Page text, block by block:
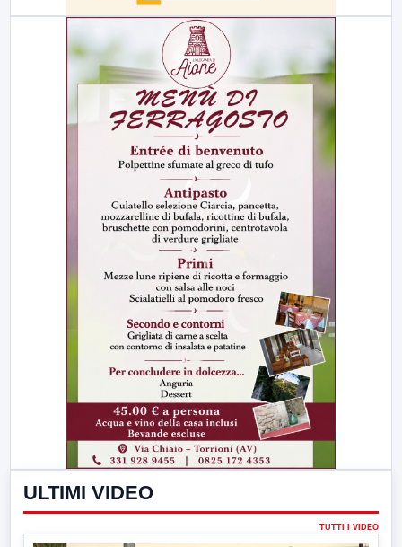
ULTIMI VIDEO
TUTTI I VIDEO